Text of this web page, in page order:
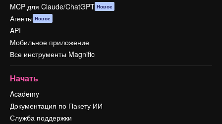
MCP для Claude/ChatGPT Новое
Агенты Новое
API
Мобильное приложение
Все инструменты Magnific
Начать
Academy
Документация по Пакету ИИ
Служба поддержки